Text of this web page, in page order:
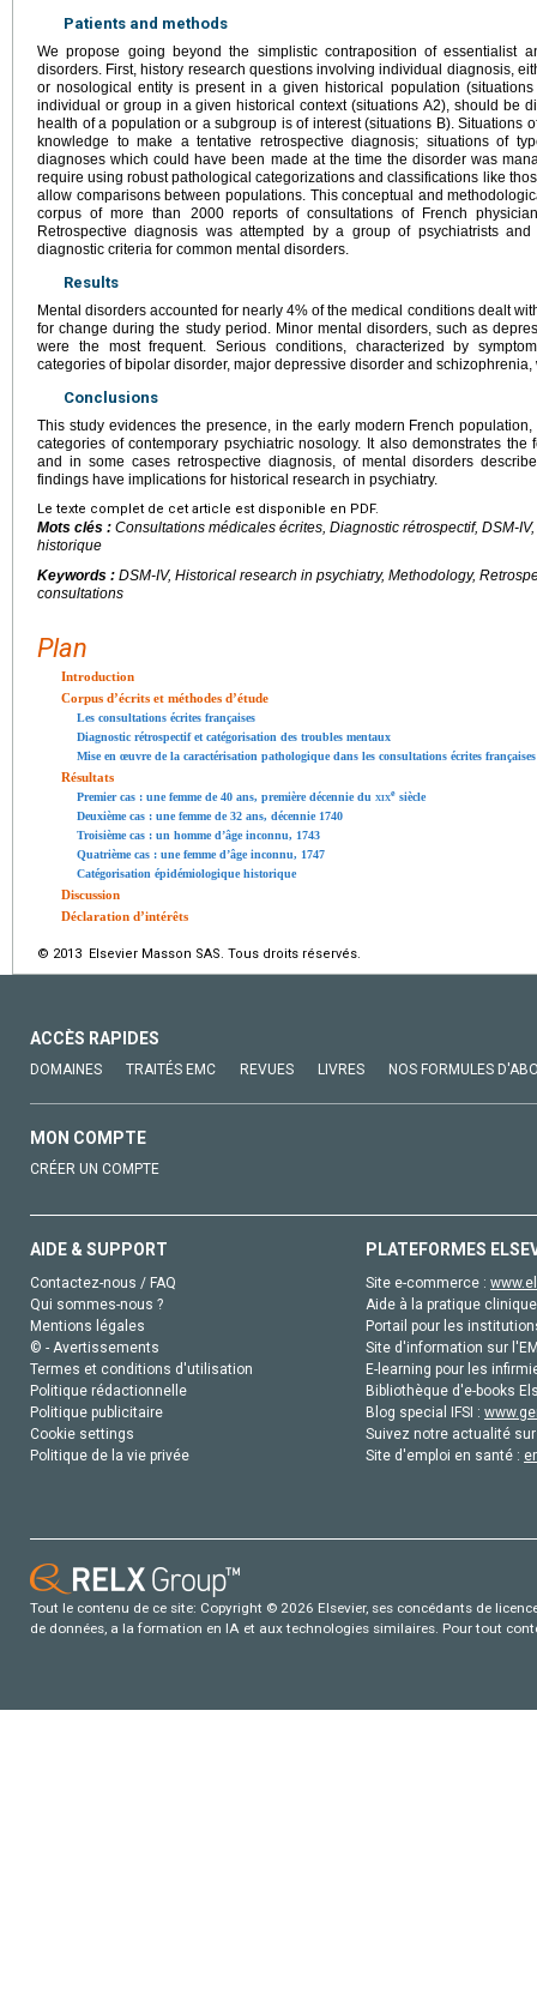
Patients and methods
We propose going beyond the simplistic contraposition of essentialist
disorders. First, history research questions involving individual diagnosis,
or nosological entity is present in a given historical population
individual or group in a given historical context (situations A2), should be
health of a population or a subgroup is of interest (situations B). Situations
knowledge to make a tentative retrospective diagnosis; situations of
diagnoses which could have been made at the time the disorder was
require using robust pathological categorizations and classifications like
allow comparisons between populations. This conceptual and
corpus of more than 2000 reports of consultations of French
Retrospective diagnosis was attempted by a group of psychiatrists
diagnostic criteria for common mental disorders.
Results
Mental disorders accounted for nearly 4% of the medical conditions dealt
for change during the study period. Minor mental disorders, such as
were the most frequent. Serious conditions, characterized by
categories of bipolar disorder, major depressive disorder and
Conclusions
This study evidences the presence, in the early modern French
categories of contemporary psychiatric nosology. It also demonstrates
and in some cases retrospective diagnosis, of mental disorders
findings have implications for historical research in psychiatry.
Le texte complet de cet article est disponible en PDF.
Mots clés : Consultations médicales écrites, Diagnostic rétrospectif, DSM-
historique
Keywords : DSM-IV, Historical research in psychiatry, Methodology,
consultations
Plan
Introduction
Corpus d’écrits et méthodes d’étude
Les consultations écrites françaises
Diagnostic rétrospectif et catégorisation des troubles mentaux
Mise en œuvre de la caractérisation pathologique dans les consultations écrites françaises
Résultats
Premier cas : une femme de 40 ans, première décennie du xixe siècle
Deuxième cas : une femme de 32 ans, décennie 1740
Troisième cas : un homme d’âge inconnu, 1743
Quatrième cas : une femme d’âge inconnu, 1747
Catégorisation épidémiologique historique
Discussion
Déclaration d’intérêts
© 2013 Elsevier Masson SAS. Tous droits réservés.
ACCÈS RAPIDES
DOMAINES TRAITÉS EMC REVUES LIVRES NOS FORMULES
MON COMPTE
CRÉER UN COMPTE
AIDE & SUPPORT
Contactez-nous / FAQ
Qui sommes-nous ?
Mentions légales
© - Avertissements
Termes et conditions d'utilisation
Politique rédactionnelle
Politique publicitaire
Cookie settings
Politique de la vie privée
PLATEFORMES
Site e-commerce :
Aide à la pratique
Portail pour les
Site d'information sur
E-learning pour les
Bibliothèque d'e-books
Blog special IFSI :
Suivez notre actualité
Site d'emploi en santé :
Tout le contenu de ce site: Copyright © 2026 Elsevier, ses concédants de
de données, a la formation en IA et aux technologies similaires. Pour tout